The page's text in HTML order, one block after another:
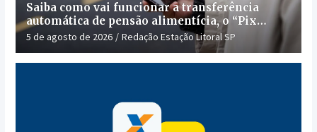
Saiba como vai funcionar a transferência
automática de pensão alimentícia, o “Pix
Pensão”
5 de agosto de 2026 Redação Estação Litoral SP